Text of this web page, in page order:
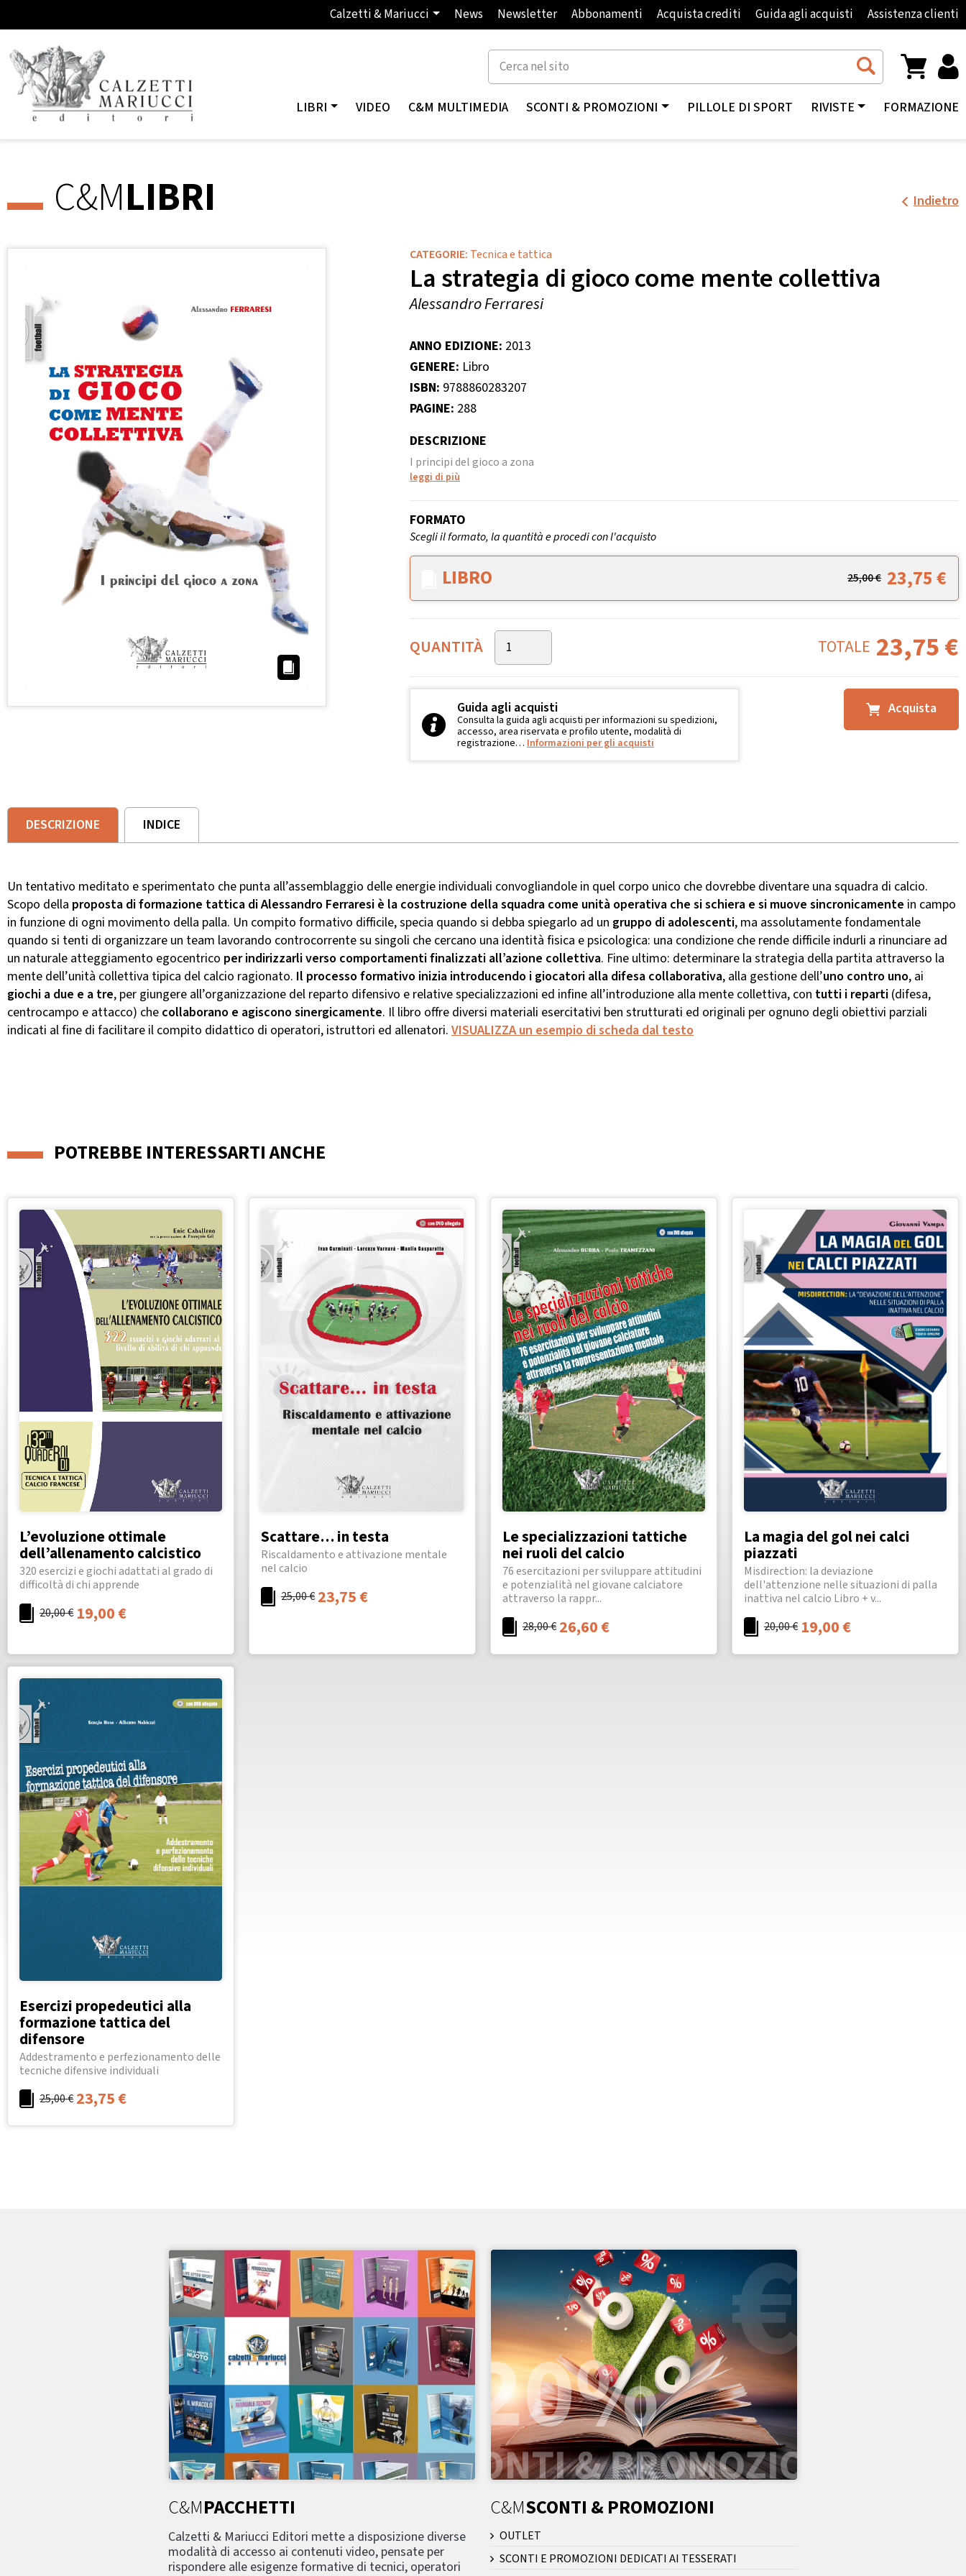
Calzetti & Mariucci News Newsletter Abbonamenti Acquista crediti Guida agli acquisti Assistenza clienti
LIBRI VIDEO C&M MULTIMEDIA SCONTI & PROMOZIONI PILLOLE DI SPORT RIVISTE FORMAZIONE
C&MLIBRI Indietro
CATEGORIE: Tecnica e tattica
La strategia di gioco come mente collettiva
Alessandro Ferraresi
ANNO EDIZIONE: 2013
GENERE: Libro
ISBN: 9788860283207
PAGINE: 288
DESCRIZIONE
I principi del gioco a zona
leggi di più
FORMATO
Scegli il formato, la quantità e procedi con l'acquisto
LIBRO 25,00€ 23,75€
QUANTITÀ TOTALE 23,75€
Acquista
Guida agli acquisti
Consulta la guida agli acquisti per informazioni su spedizioni,
accesso, area riservata e profilo utente, modalità di
registrazione… Informazioni per gli acquisti
DESCRIZIONE INDICE
Un tentativo meditato e sperimentato che punta all’assemblaggio delle energie individuali convogliandole in quel corpo unico che dovrebbe diventare una squadra di calcio.
Scopo della proposta di formazione tattica di Alessandro Ferraresi è la costruzione della squadra come unità operativa che si schiera e si muove sincronicamente in campo
in funzione di ogni movimento della palla. Un compito formativo difficile, specia quando si debba spiegarlo ad un gruppo di adolescenti, ma assolutamente fondamentale
quando si tenti di organizzare un team lavorando controcorrente su singoli che cercano una identità fisica e psicologica: una condizione che rende difficile indurli a rinunciare ad
un naturale atteggiamento egocentrico per indirizzarli verso comportamenti finalizzati all’azione collettiva. Fine ultimo: determinare la strategia della partita attraverso la
mente dell’unità collettiva tipica del calcio ragionato. Il processo formativo inizia introducendo i giocatori alla difesa collaborativa, alla gestione dell’uno contro uno, ai
giochi a due e a tre, per giungere all’organizzazione del reparto difensivo e relative specializzazioni ed infine all’introduzione alla mente collettiva, con tutti i reparti (difesa,
centrocampo e attacco) che collaborano e agiscono sinergicamente. Il libro offre diversi materiali esercitativi ben strutturati ed originali per ognuno degli obiettivi parziali
indicati al fine di facilitare il compito didattico di operatori, istruttori ed allenatori. VISUALIZZA un esempio di scheda dal testo
POTREBBE INTERESSARTI ANCHE
L’evoluzione ottimale
dell’allenamento calcistico
320 esercizi e giochi adattati al grado di
difficoltà di chi apprende
20,00€ 19,00€
Scattare… in testa
Riscaldamento e attivazione mentale
nel calcio
25,00€ 23,75€
Le specializzazioni tattiche
nei ruoli del calcio
76 esercitazioni per sviluppare attitudini
e potenzialità nel giovane calciatore
attraverso la rappr...
28,00€ 26,60€
La magia del gol nei calci
piazzati
Misdirection: la deviazione
dell'attenzione nelle situazioni di palla
inattiva nel calcio Libro + v...
20,00€ 19,00€
Esercizi propedeutici alla
formazione tattica del
difensore
Addestramento e perfezionamento delle
tecniche difensive individuali
25,00€ 23,75€
C&MPACCHETTI
Calzetti & Mariucci Editori mette a disposizione diverse
modalità di accesso ai contenuti video, pensate per
rispondere alle esigenze formative di tecnici, operatori
C&MSCONTI & PROMOZIONI
OUTLET
SCONTI E PROMOZIONI DEDICATI AI TESSERATI